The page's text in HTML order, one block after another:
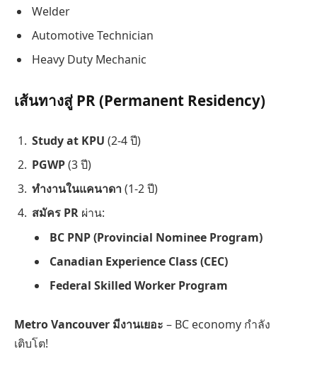
Welder
Automotive Technician
Heavy Duty Mechanic
เส้นทางสู่ PR (Permanent Residency)
Study at KPU (2-4 ปี)
PGWP(3 ปี)
ทำงานในแคนาดา (1-2 ปี)
สมัคร PR ผ่าน:
BC PNP (Provincial Nominee Program)
Canadian Experience Class (CEC)
Federal Skilled Worker Program
Metro Vancouver มีงานเยอะ – BC economy กำลัง
เติบโต!